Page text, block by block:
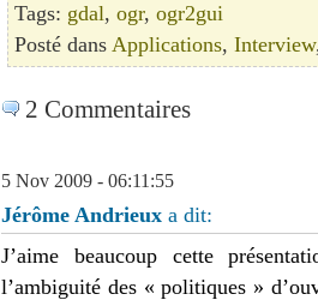
Tags: gdal,ogr,ogr2gui
Posté dansApplications,Interview
2 Commentaires
5 Nov 2009 - 06:11:55
Jérôme Andrieux a dit:
J’aime beaucoup cette
l’ambiguité des « politiques »